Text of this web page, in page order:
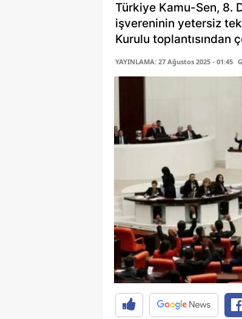
Türkiye Kamu-Sen, 8.
işvereninin yetersiz
Kurulu toplantısından
YAYINLAMA: 27 Ağustos 2025 - 01:45